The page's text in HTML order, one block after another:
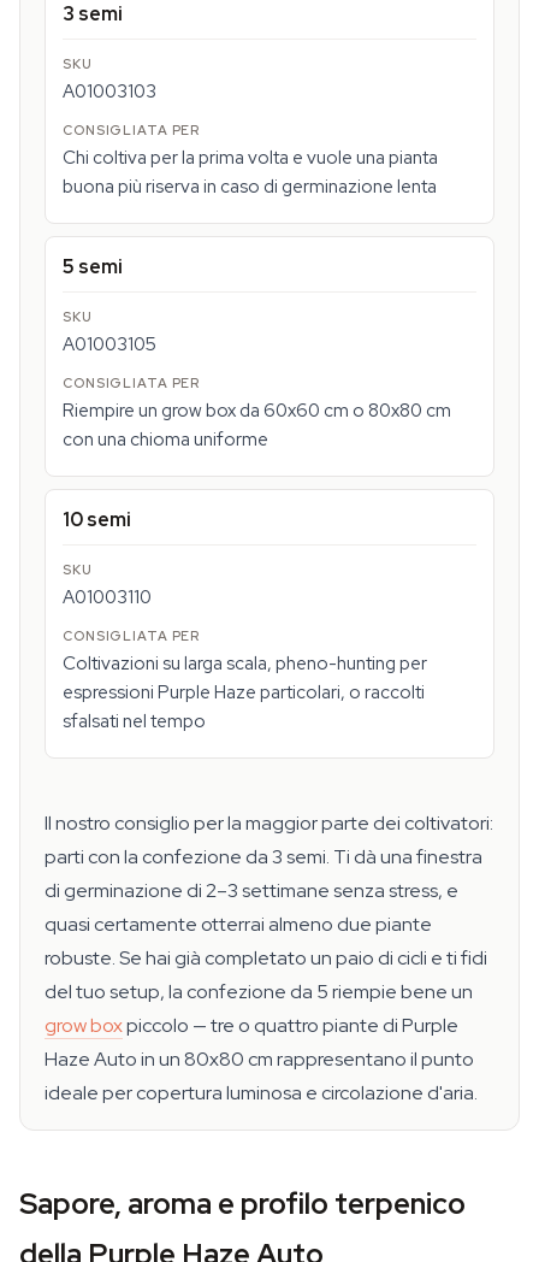
3 semi
A01003103
Chi coltiva per la prima volta e vuole una pianta
buona più riserva in caso di germinazione lenta
5 semi
A01003105
Riempire un grow box da 60x60 cm o 80x80 cm
con una chioma uniforme
10 semi
A01003110
Coltivazioni su larga scala, pheno-hunting per
espressioni Purple Haze particolari, o raccolti
sfalsati nel tempo
Il nostro consiglio per la maggior parte dei coltivatori:
parti con la confezione da 3 semi. Ti dà una finestra
di germinazione di 2–3 settimane senza stress, e
quasi certamente otterrai almeno due piante
robuste. Se hai già completato un paio di cicli e ti fidi
del tuo setup, la confezione da 5 riempie bene un
grow boxpiccolo — tre o quattro piante di Purple
Haze Auto in un 80x80 cm rappresentano il punto
ideale per copertura luminosa e circolazione d'aria.
Sapore, aroma e profilo terpenico
della Purple Haze Auto